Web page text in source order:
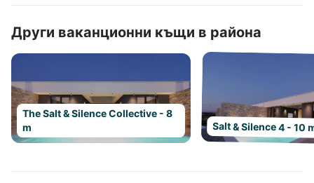
Други ваканционни къщи в района
The Salt & Silence Collective - 8
m
Salt & Silence 4 - 10